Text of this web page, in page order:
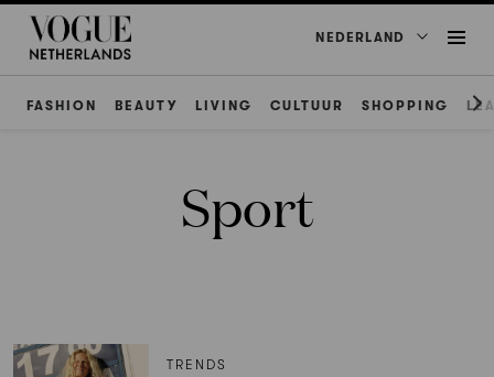
NEDERLAND
FASHION BEAUTY LIVING CULTUUR SHOPPING
Sport
TRENDS